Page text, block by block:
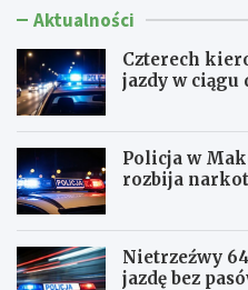
Aktualności
Czterech
jazdy w ciągu
Policja w
rozbija
Nietrzeźwy
jazdę bez